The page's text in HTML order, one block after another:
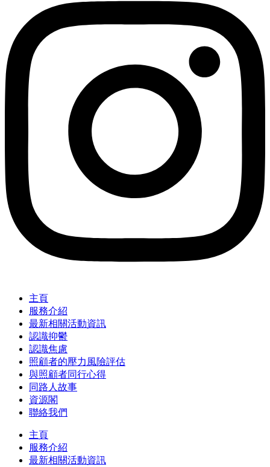
主頁
服務介紹
最新相關活動資訊
認識抑鬱
認識焦慮
照顧者的壓力風險評估
與照顧者同行心得
同路人故事
資源閣
聯絡我們
主頁
服務介紹
最新相關活動資訊